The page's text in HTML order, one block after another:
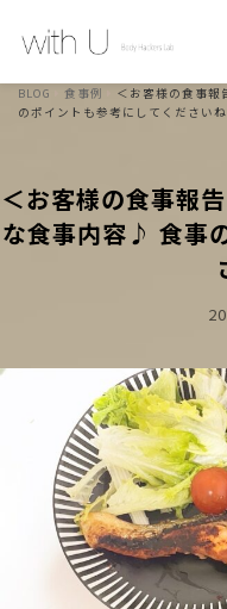
BLOG 食事例
＜お客様の食事
のポイントも参考にしてください
＜お客様の食事報
な食事内容♪ 食事